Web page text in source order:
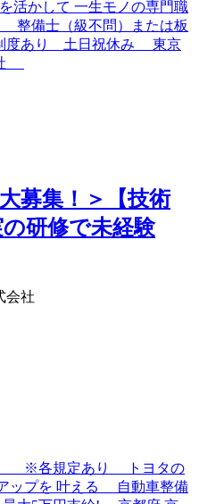
募集！＞【技術
研修で未経験
会社